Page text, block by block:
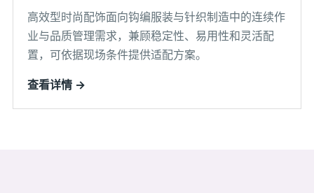
高效型时尚配饰面向钩编服装与针织制造中的连续作
业与品质管理需求，兼顾稳定性、易用性和灵活配
置，可依据现场条件提供适配方案。
查看详情 →